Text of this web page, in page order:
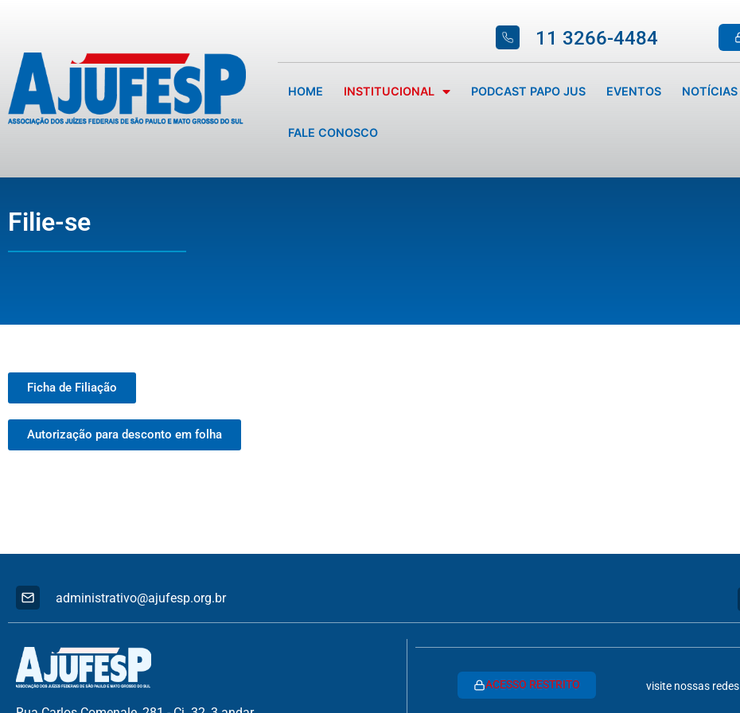
11 3266-4484
HOME INSTITUCIONAL PODCAST PAPO JUS EVENTOS NOTÍCIAS
FALE CONOSCO
Filie-se
Ficha de Filiação
Autorização para desconto em folha
administrativo@ajufesp.org.br
ACESSO RESTRITO visite nossas redes